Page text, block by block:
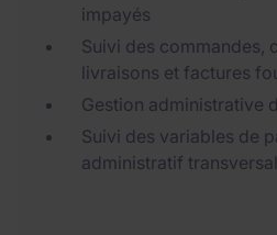
impayés
Suivi des commandes,
livraisons et factures
Gestion administrative
Suivi des variables de
administratif transversal